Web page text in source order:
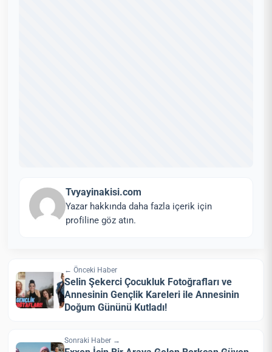
Tvyayinakisi.com
Yazar hakkında daha fazla içerik için
profiline göz atın.
← Önceki Haber
Selin Şekerci Çocukluk Fotoğrafları ve
Annesinin Gençlik Kareleri ile Annesinin
Doğum Gününü Kutladı!
Sonraki Haber →